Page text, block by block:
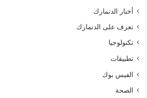
أخبار الدنمارك
تعرف على الدنمارك
تكنولوجيا
تطبيقات
الفيس بوك
الصحة